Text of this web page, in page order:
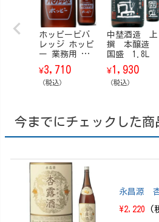
ホッピービバ
レッジ ホッピ
ー 業務用 瓶
360ml 20本/ケ
ース
¥3,710
（税込）
中埜酒造 上
撰 本醸造
国盛 1.8L
¥1,930
（税込）
今までにチェックした商
永昌源
\2,220 (